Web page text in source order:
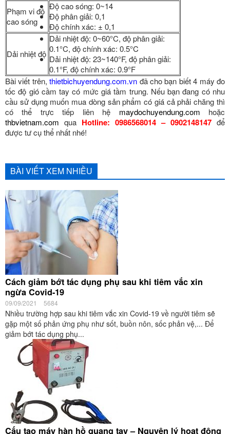
Phạm vi độ
cao sóng
Độ cao sóng: 0~14
Độ phân giải: 0,1
Độ chính xác: ± 0,1
Dải nhiệt độ
Dải nhiệt độ: 0~60°C, độ phân giải:
0.1°C, độ chính xác: 0.5°C
Dải nhiệt độ: 23~140°F, độ phân giải:
0.1°F, độ chính xác: 0.9°F
Bài viết trên,thietbichuyendung.com.vn đã cho bạn biết 4 máy đo
tốc độ gió cầm tay có mức giá tầm trung. Nếu bạn đang có nhu
cầu sử dụng muốn mua dòng sản phẩm có giá cả phải chăng thì
có thể trực tiếp liên hệ maydochuyendung.com hoặc
thbvietnam.com qua Hotline: 0986568014 – 0902148147 để
được tư cụ thể nhất nhé!
BÀI VIẾT XEM NHIỀU
Cách giảm bớt tác dụng phụ sau khi tiêm vắc xin
ngừa Covid-19
09/09/2021 5684
Nhiều trường hợp sau khi tiêm vắc xin Covid-19 về người tiêm sẽ
gặp một số phản ứng phụ như sốt, buồn nôn, sốc phản vệ,... Để
giảm bớt tác dụng phụ...
Cấu tạo máy hàn hồ quang tay – Nguyên lý hoạt động